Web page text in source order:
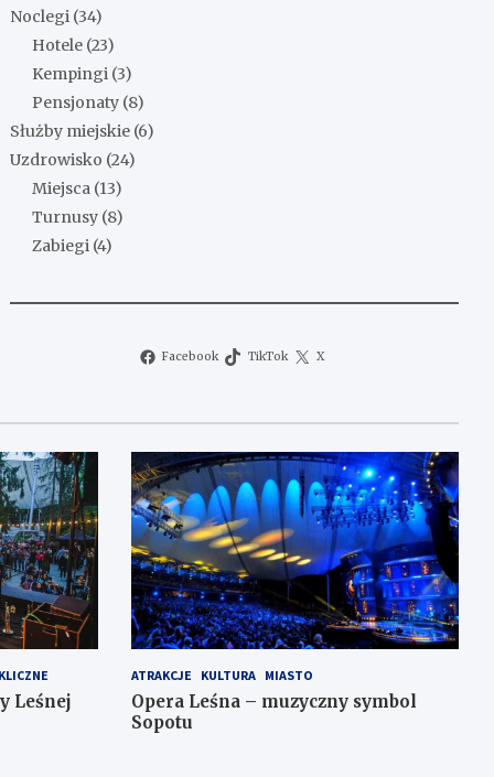
Noclegi (34)
Hotele (23)
Kempingi (3)
Pensjonaty (8)
Służby miejskie (6)
Uzdrowisko (24)
Miejsca (13)
Turnusy (8)
Zabiegi (4)
Facebook TikTok X
Leśnej
ATRAKCJE KULTURA MIASTO
Opera Leśna – muzyczny symbol
Sopotu